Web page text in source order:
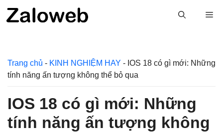
đến
Trang chủ - KINH NGHIỆM HAY - IOS 18 có gì mới: Những
tính năng ấn tượng không thể bỏ qua
IOS 18 có gì mới: Những
tính năng ấn tượng không